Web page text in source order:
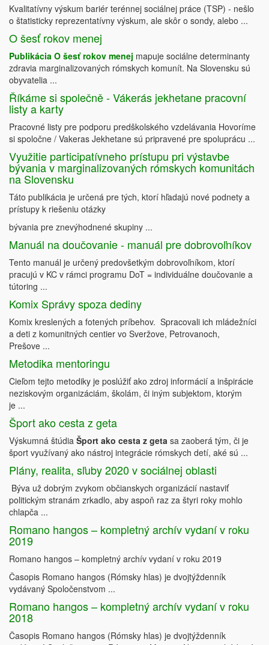
Kvalitatívny výskum bariér terénnej sociálnej práce (TSP) - nešlo
o štatisticky reprezentatívny výskum, ale skôr o sondy, alebo ...
O šesť rokov menej
Publikácia O šesť rokov menej mapuje sociálne determinanty
zdravia marginalizovaných rómskych komunít. Na Slovensku sú
obyvatelia ...
Říkáme si společně - Vákerás jekhetane pracovní
listy a karty
Pracovné listy pre podporu predškolského vzdelávania Hovoríme
si spoločne / Vakeras Jekhetane sú pripravené pre spoluprácu ...
Využitie participatívneho prístupu pri výstavbe
bývania v marginalizovaných rómskych komunitách
na Slovensku
Táto publikácia je určená pre tých, ktorí hľadajú nové podnety a
prístupy k riešeniu otázky
bývania pre znevýhodnené skupiny ...
Manuál na doučovanie - manuál pre dobrovoľníkov
Tento manuál je určený predovšetkým dobrovoľníkom, ktorí
pracujú v KC v rámci programu DoT = individuálne doučovanie a
tútoring ...
Komix Správy spoza dediny
Komix kreslených a fotených príbehov. Spracovali ich mládežníci
a deti z komunitných centier vo Sveržove, Petrovanoch,
Prešove ...
Metodika mentoringu
Cieľom tejto metodiky je poslúžiť ako zdroj informácií a inšpirácie
neziskovým organizáciám, školám, či iným subjektom, ktorým
je ...
Šport ako cesta z geta
Výskumná štúdia Šport ako cesta z geta sa zaoberá tým, či je
šport využívaný ako nástroj integrácie rómskych detí, aké sú ...
Plány, realita, sľuby 2020 v sociálnej oblasti
Býva už dobrým zvykom občianskych organizácií nastaviť
politickým stranám zrkadlo, aby aspoň raz za štyri roky mohlo
chlapča ...
Romano hangos – kompletný archív vydaní v roku
2019
Romano hangos – kompletný archív vydaní v roku 2019
Časopis Romano hangos (Rómsky hlas) je dvojtýždenník
vydávaný Spoločenstvom ...
Romano hangos – kompletný archív vydaní v roku
2018
Časopis Romano hangos (Rómsky hlas) je dvojtýždenník